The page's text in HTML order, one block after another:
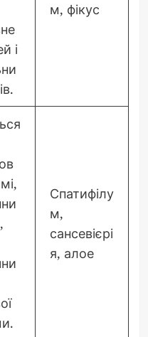
і
м, фікус
Спатифілу
м,
сансевієрі
я, алое